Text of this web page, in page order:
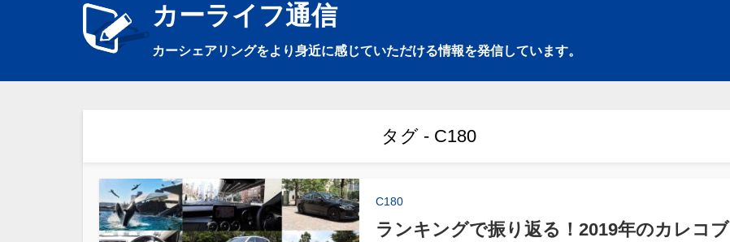
カーライフ通信
カーシェアリングをより身近に感じていただける情報を発信しています。
タグ - C180
C180
ランキングで振り返る！2019年のカレコブ